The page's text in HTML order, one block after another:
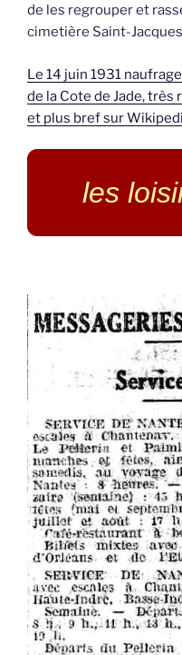
de les regrouper et
cimetière Saint-
Le 14 juin 1931
de la Cote de Jade,
et plus bref sur
les